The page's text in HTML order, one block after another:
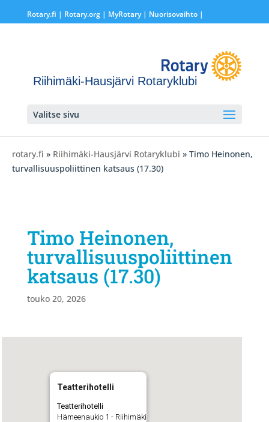
Rotary.fi | Rotary.org| MyRotary | Nuorisovaihto|
Riihimäki-Hausjärvi Rotaryklubi
Valitse sivu
rotary.fi » Riihimäki-Hausjärvi Rotaryklubi » Timo Heinonen,
turvallisuuspoliittinen katsaus (17.30)
Timo Heinonen,
turvallisuuspoliittinen
katsaus (17.30)
touko 20, 2026
Teatterihotelli
Teatterihotelli
Hämeenaukio 1 - Riihimäki